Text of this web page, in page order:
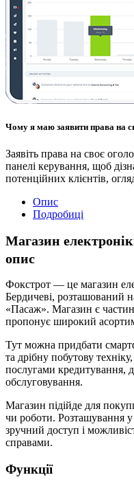
Чому я маю заявити права на
Заявіть права на своє
панелі керування, щоб
потенційних клієнтів,
Опис
Подробиці
Магазин
опис
Фокстрот — це магазин
Бердичеві, розташований
«Пасаж». Магазин є
пропонує широкий
Тут можна придбати
та дрібну побутову
послугами кредитування,
обслуговування.
Магазин підійде для
чи роботи. Розташування у
зручний доступ і
справами.
Функції